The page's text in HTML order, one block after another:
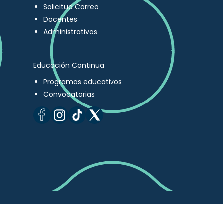
Solicitud Correo
Docentes
Administrativos
Educación Continua
Programas educativos
Convocatorias